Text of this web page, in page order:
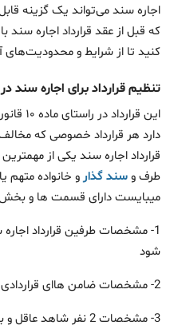
اجاره سند می‌تواند یک گزینه
که قبل از عقد قرارداد اجاره
کنید تا از شرایط و
تنظیم قرارداد برای اجاره سند
این
دارد هر قرارداد خصوصی که
قرارداد اجاره سند یکی از
طرف وسند گذارو خانواده متهم
میبایست دارای قسمت ها و
1- مشخصات طرفین قرارداد
شود
2- مشخصات ضامن هاای قراردادی
3- مشخصات 2 نفر شاهد عاقل و بالغ